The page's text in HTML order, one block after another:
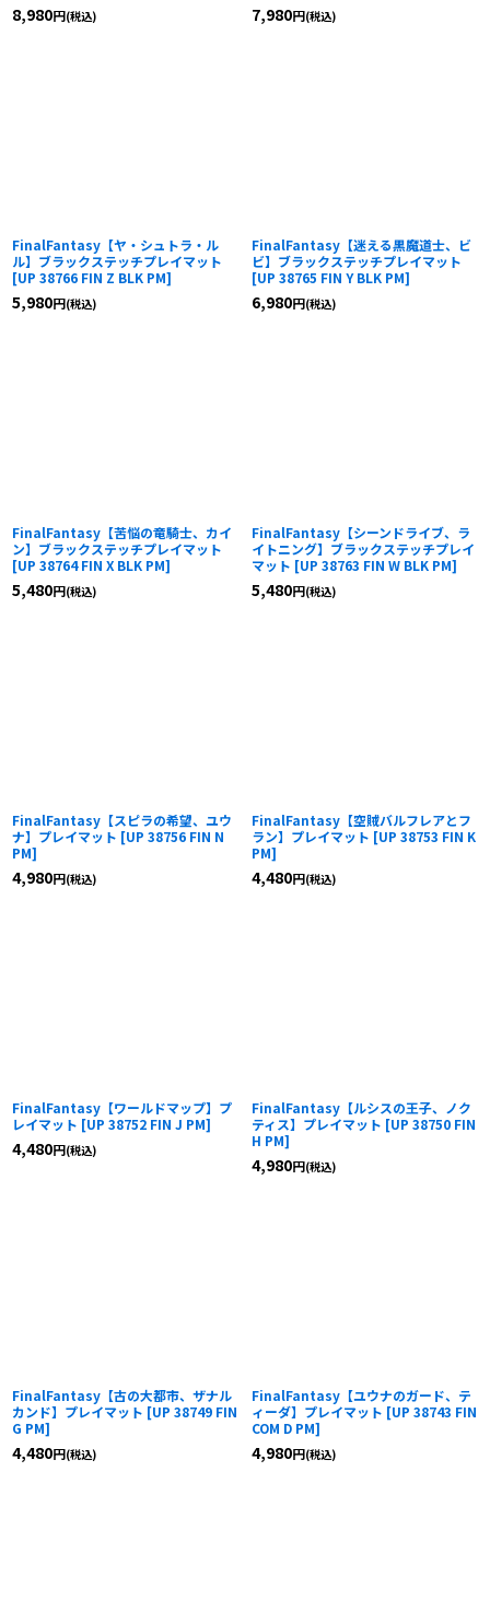
8,980円(税込) 7,980円(税込)
FinalFantasy【ヤ・シュトラ・ル
ル】ブラックステッチプレイマット
[UP 38766 FIN Z BLK PM]
5,980円(税込)
FinalFantasy【迷える黒魔道士、ビ
ビ】ブラックステッチプレイマット
[UP 38765 FIN Y BLK PM]
6,980円(税込)
FinalFantasy【苦悩の竜騎士、カイ
ン】ブラックステッチプレイマット
[UP 38764 FIN X BLK PM]
5,480円(税込)
FinalFantasy【シーンドライブ、ラ
イトニング】ブラックステッチプレイ
マット [UP 38763 FIN W BLK PM]
5,480円(税込)
FinalFantasy【スピラの希望、ユウ
ナ】プレイマット [UP 38756 FIN N
PM]
4,980円(税込)
FinalFantasy【空賊バルフレアとフ
ラン】プレイマット [UP 38753 FIN K
PM]
4,480円(税込)
FinalFantasy【ワールドマップ】プ
レイマット [UP 38752 FIN J PM]
4,480円(税込)
FinalFantasy【ルシスの王子、ノク
ティス】プレイマット [UP 38750 FIN
H PM]
4,980円(税込)
FinalFantasy【古の大都市、ザナル
カンド】プレイマット [UP 38749 FIN
G PM]
4,480円(税込)
FinalFantasy【ユウナのガード、テ
ィーダ】プレイマット [UP 38743 FIN
COM D PM]
4,980円(税込)